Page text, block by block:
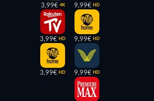
3,99€ 4K
3,99€ HD
3,99€ HD
9,99€ HD
9,99€ HD
9,99€ HD